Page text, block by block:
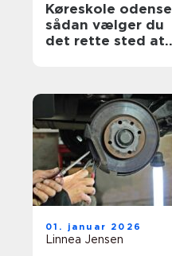
Køreskole odense
sådan vælger du
det rette sted at
01. januar 2026
Linnea Jensen